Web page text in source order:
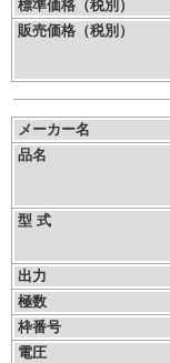
標準価格（税別）
販売価格（税別）
メーカー名
品名
型 式
出力
極数
枠番号
電圧